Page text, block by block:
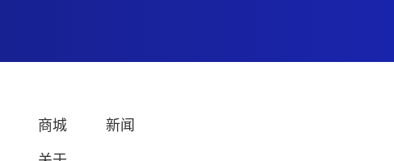
商城 新闻